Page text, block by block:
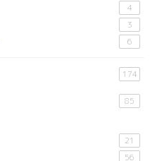
4
3
6
174
85
21
56